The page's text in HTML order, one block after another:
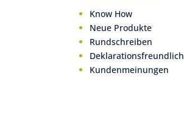
Know How
Neue Produkte
Rundschreiben
Deklarationsfreundlich
Kundenmeinungen